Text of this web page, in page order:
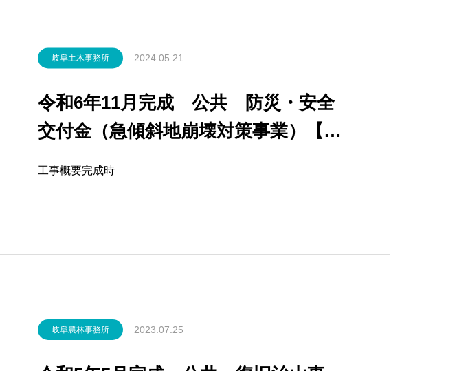
岐阜土木事務所 2024.05.21
令和6年11月完成 公共 防災・安全
交付金（急傾斜地崩壊対策事業）【債
務】岐荘ヶ丘 擁壁等工事
工事概要完成時
岐阜農林事務所 2023.07.25